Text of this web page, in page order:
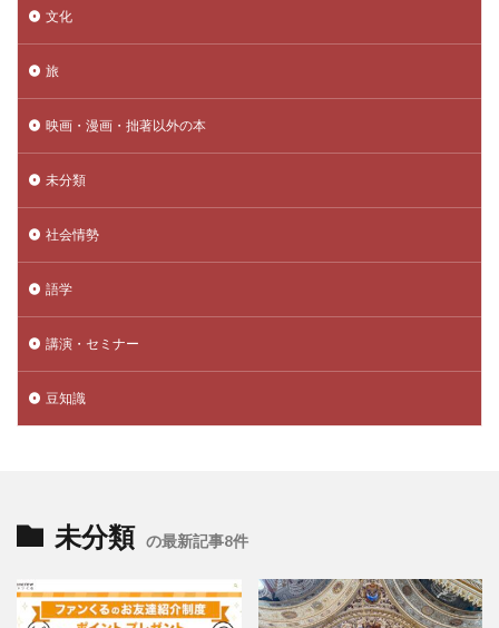
文化
旅
映画・漫画・拙著以外の本
未分類
社会情勢
語学
講演・セミナー
豆知識
未分類 の最新記事8件